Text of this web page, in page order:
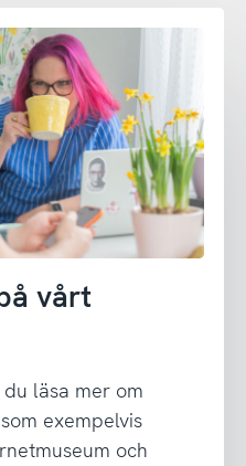
vårt
läsa mer om
exempelvis
och